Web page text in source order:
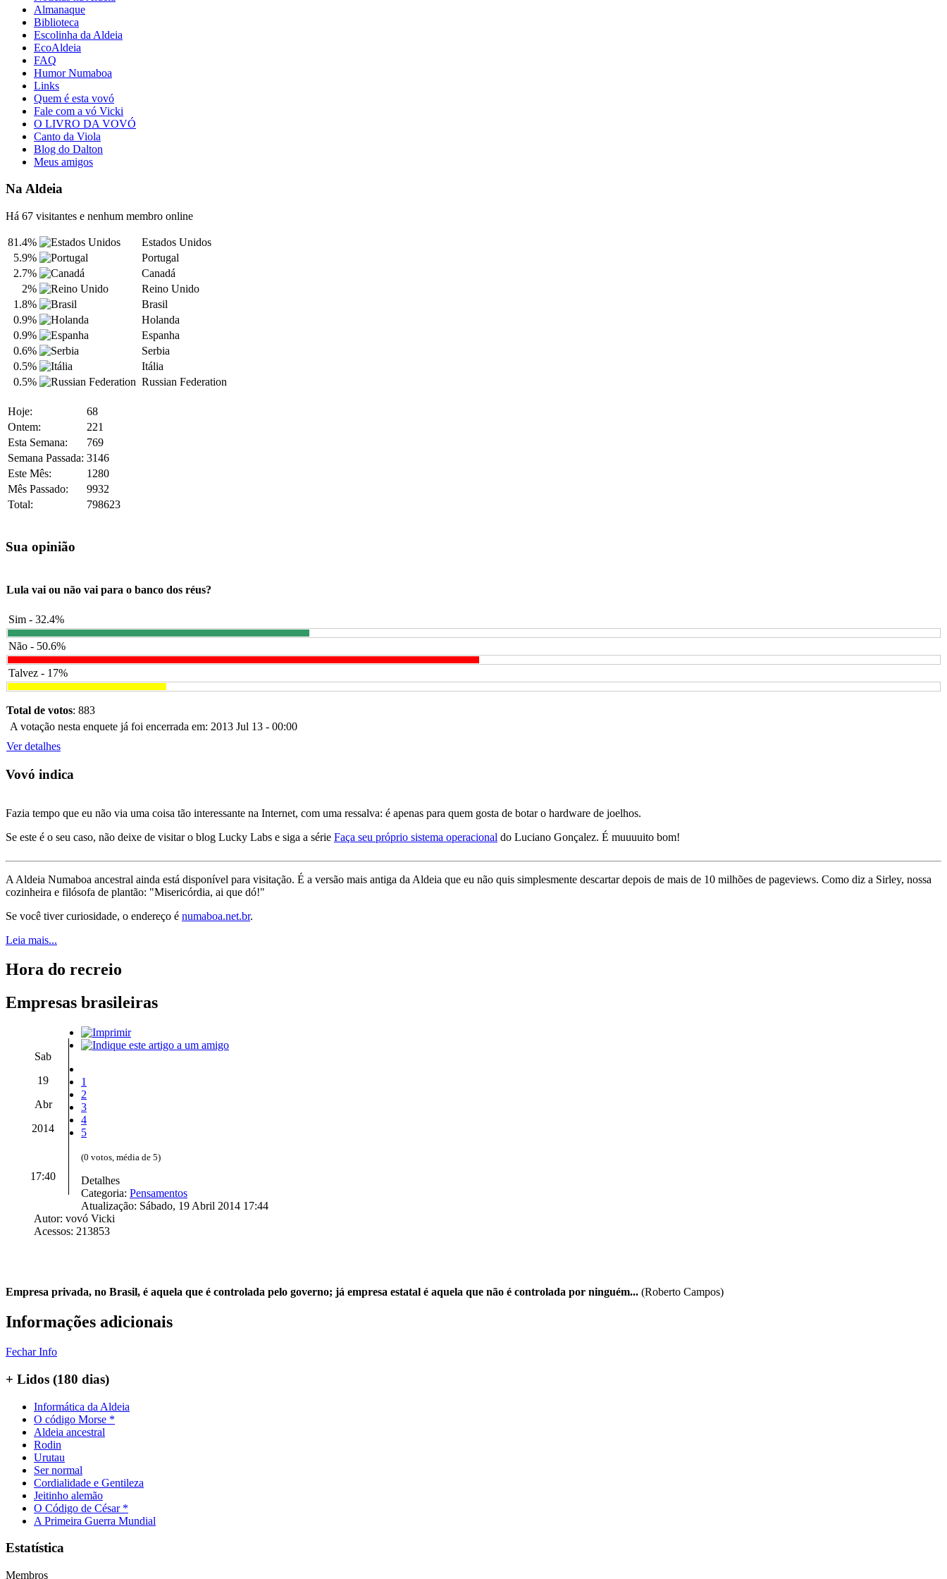
Almanaque
Biblioteca
Escolinha da Aldeia
EcoAldeia
FAQ
Humor Numaboa
Links
Quem é esta vovó
Fale com a vó Vicki
O LIVRO DA VOVÓ
Canto da Viola
Blog do Dalton
Meus amigos
Na Aldeia
Há 67 visitantes e nenhum membro online
81.4%
Estados Unidos
5.9%
Portugal
2.7%
Canadá
2%
Reino Unido
1.8%
Brasil
0.9%
Holanda
0.9%
Espanha
0.6%
Serbia
0.5%
Itália
0.5%
Russian Federation
Hoje:
68
Ontem:
221
Esta Semana:
769
Semana Passada: 3146
Este Mês:
1280
Mês Passado:
9932
Total:
798623
Sua opinião
Lula vai ou não vai para o banco dos réus?
Sim - 32.4%
Não - 50.6%
Talvez - 17%
Total de votos: 883
A votação nesta enquete já foi encerrada em: 2013 Jul 13 - 00:00
Ver detalhes
Vovó indica
Fazia tempo que eu não via uma coisa tão interessante na Internet, com uma ressalva: é apenas para quem gosta de botar o hardware de joelhos.
Se este é o seu caso, não deixe de visitar o blog Lucky Labs e siga a série Faça seu próprio sistema operacional do Luciano Gonçalez. É muuuuito bom!
A Aldeia Numaboa ancestral ainda está disponível para visitação. É a versão mais antiga da Aldeia que eu não quis simplesmente descartar depois de mais de 10 milhões de pageviews. Como diz a Sirley, nossa
cozinheira e filósofa de plantão: "Misericórdia, ai que dó!"
Se você tiver curiosidade, o endereço é numaboa.net.br.
Leia mais...
Hora do recreio
Empresas brasileiras
Sab
19
Abr
2014
17:40
1
2
3
4
5
(0 votos, média de 5)
Detalhes
Categoria: Pensamentos
Atualização: Sábado, 19 Abril 2014 17:44
Autor: vovó Vicki
Acessos: 213853
Empresa privada, no Brasil, é aquela que é controlada pelo governo; já empresa estatal é aquela que não é controlada por ninguém... (Roberto Campos)
Informações adicionais
Fechar Info
+ Lidos (180 dias)
Informática da Aldeia
O código Morse *
Aldeia ancestral
Rodin
Urutau
Ser normal
Cordialidade e Gentileza
Jeitinho alemão
O Código de César *
A Primeira Guerra Mundial
Estatística
Membros